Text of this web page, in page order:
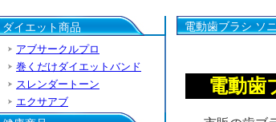
ダイエット商品
アブサークルプロ
巻くだけダイエットバンド
スレンダートーン
エクサアブ
電動歯ブラシ ソ
電動歯